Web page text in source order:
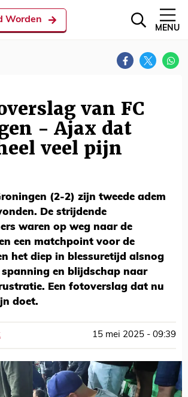
Worden
MENU
van FC
- Ajax dat
veel pijn
(2-2) zijn tweede adem
De strijdende
waren op weg naar de
een matchpoint voor de
het diep in blessuretijd alsnog
en blijdschap naar
Een fotoverslag dat nu
doet.
15 mei 2025 - 09:39